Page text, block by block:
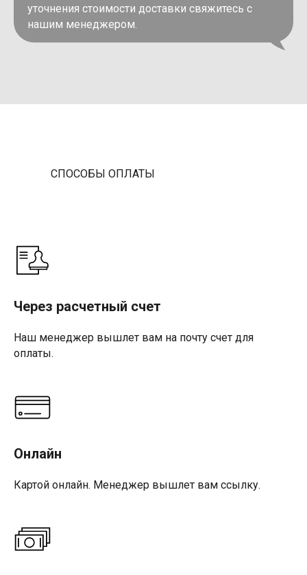
уточнения стоимости доставки свяжитесь с
нашим менеджером.
СПОСОБЫ ОПЛАТЫ
Через расчетный счет
Наш менеджер вышлет вам на почту счет для
оплаты.
Онлайн
Картой онлайн. Менеджер вышлет вам ссылку.